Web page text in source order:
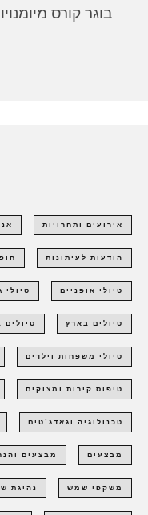
בוגר קורס
אירועים ותחרויות
הודעות לעיתונות
טיולי אופניים טיולי
טיולים בארץ טיולים
טיולי משפחות וילדים
טיפוס קירות ומצוקים
טכנולוגיה וגאדג'טים
מבצעים מבצעים
משקפי שמש נהיגת